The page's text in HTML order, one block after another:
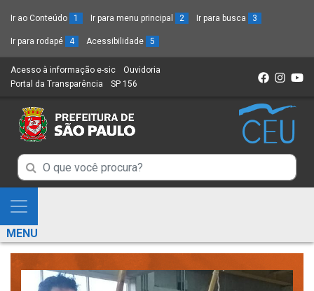
Ir ao Conteúdo 1 Ir para menu principal 2 Ir para busca 3
Ir para rodapé 4 Acessibilidade 5
Acesso à informação e-sic (Link
para
novo
sítio)
Ouvidoria
Portal da Transparência (Link
um
novo
SP 156
Campo
de
Busca
de
informações
Campo
de
de
informações
Mostra
e
Esconde
Menu
MENU